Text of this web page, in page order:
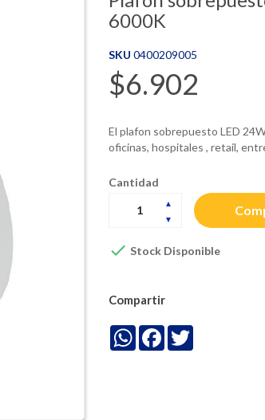
6000K
SKU 0400209005
$6.902
El plafon sobrepuesto LED
oficinas, hospitales , retail,
Cantidad
 Stock Disponible
Compartir
WhatsApp
Facebook